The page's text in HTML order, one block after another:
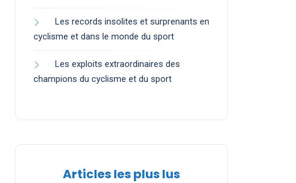
Les records insolites et surprenants en
cyclisme et dans le monde du sport
Les exploits extraordinaires des
champions du cyclisme et du sport
Articles les plus lus